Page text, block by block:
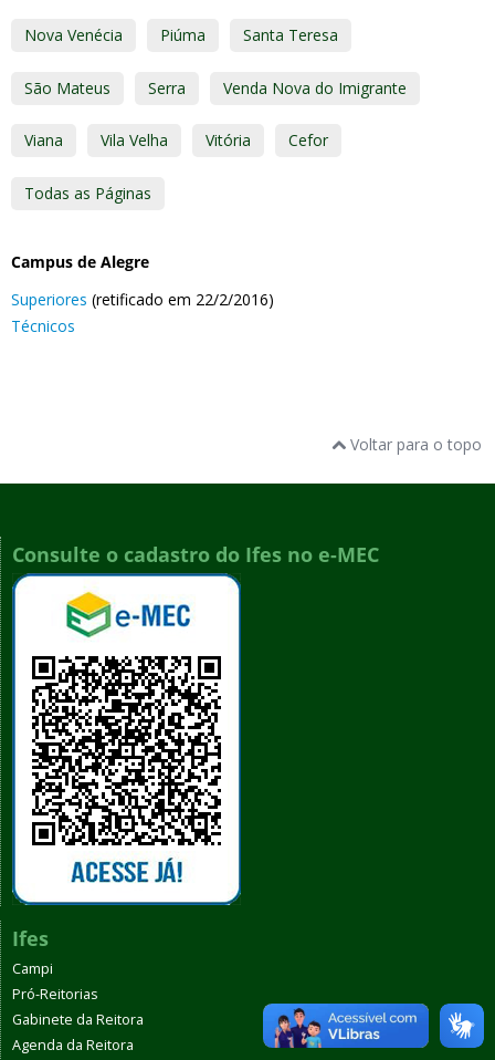
Nova Venécia Piúma Santa Teresa
São Mateus Serra Venda Nova do Imigrante
Viana Vila Velha Vitória Cefor
Todas as Páginas
Campus de Alegre
Superiores (retificado em 22/2/2016)
Técnicos
Voltar para o topo
Consulte o cadastro do Ifes no e-MEC
Ifes
Campi
Pró-Reitorias
Gabinete da Reitora
Agenda da Reitora